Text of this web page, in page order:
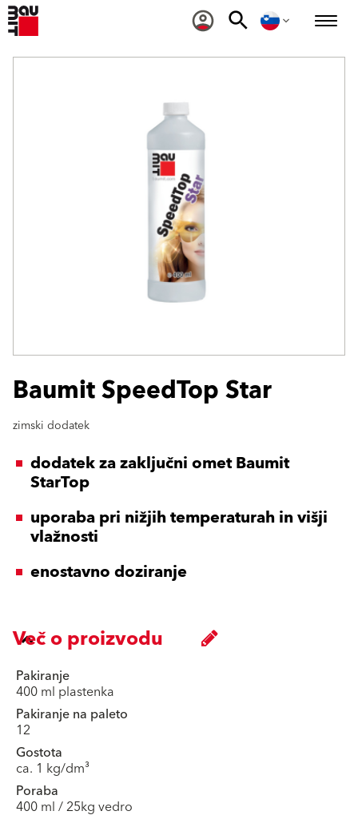
Baumit SpeedTop Star
zimski dodatek
dodatek za zaključni omet Baumit
StarTop
uporaba pri nižjih temperaturah in višji
vlažnosti
enostavno doziranje
Več o proizvodu
Pakiranje
400 ml plastenka
Pakiranje na paleto
12
Gostota
ca. 1 kg/dm³
Poraba
400 ml / 25kg vedro